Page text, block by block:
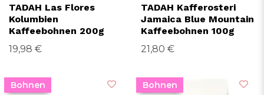
TADAH Las Flores
Kolumbien
Kaffeebohnen 200g
19,98 €
TADAH Kafferosteri
Jamaica Blue Mountain
Kaffeebohnen 100g
21,80 €
Bohnen Bohnen